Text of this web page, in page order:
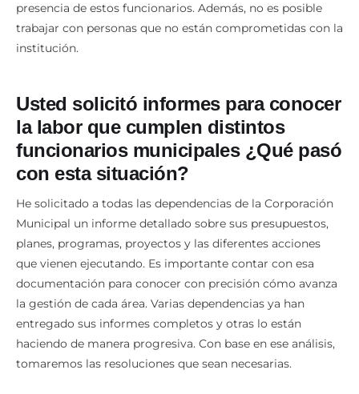
presencia de estos funcionarios. Además, no es posible
trabajar con personas que no están comprometidas con la
institución.
Usted solicitó informes para conocer
la labor que cumplen distintos
funcionarios municipales ¿Qué pasó
con esta situación?
He solicitado a todas las dependencias de la Corporación
Municipal un informe detallado sobre sus presupuestos,
planes, programas, proyectos y las diferentes acciones
que vienen ejecutando. Es importante contar con esa
documentación para conocer con precisión cómo avanza
la gestión de cada área. Varias dependencias ya han
entregado sus informes completos y otras lo están
haciendo de manera progresiva. Con base en ese análisis,
tomaremos las resoluciones que sean necesarias.